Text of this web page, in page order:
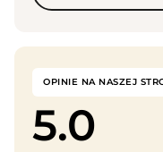
OPINIE NA NASZEJ
5.0